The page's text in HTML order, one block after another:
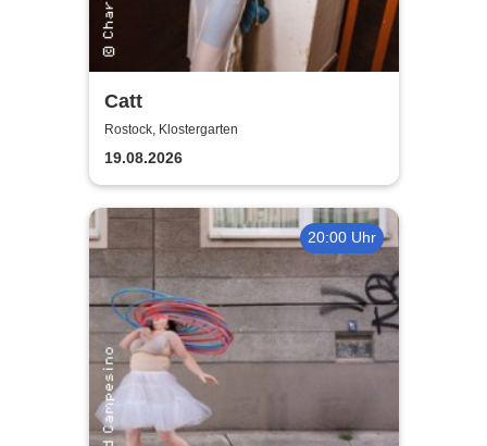
Catt
Rostock, Klostergarten
19.08.2026
20:00 Uhr